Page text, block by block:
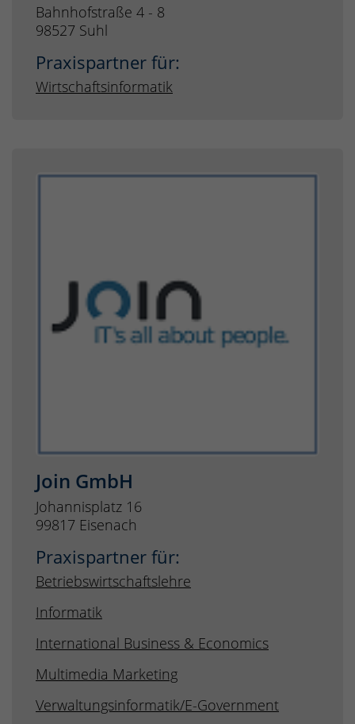
Bahnhofstraße 4 - 8
98527 Suhl
Praxispartner für:
Wirtschaftsinformatik
Join GmbH
Johannisplatz 16
99817 Eisenach
Praxispartner für:
Betriebswirtschaftslehre
Informatik
International Business & Economics
Multimedia Marketing
Verwaltungsinformatik/E-Government